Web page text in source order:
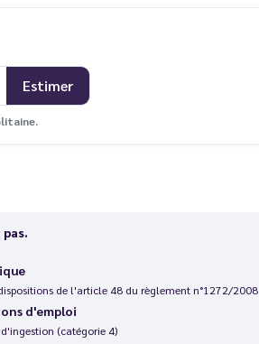
Estimer
de l'article 48 du règlement n°1272/2008
d'emploi
(catégorie 4)